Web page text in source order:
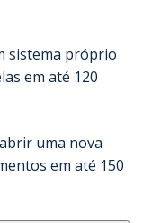
sistema próprio
em até 120
uma nova
em até 150